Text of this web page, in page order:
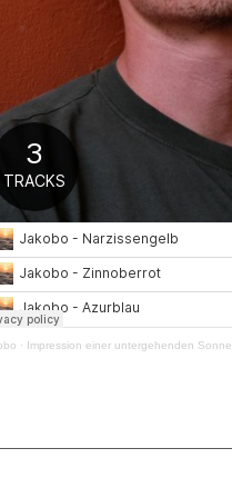
· Impression einer untergehenden Sonne